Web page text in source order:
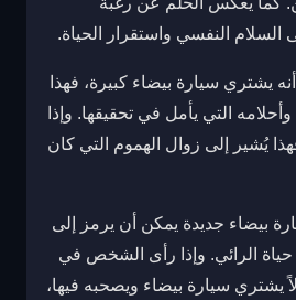
النفسي واستقرار الحياة.
يشتري سيارة بيضاء كبيرة، فهذا
التي يأمل في تحقيقها. وإذا
يُشير إلى زوال الهموم التي كان
بيضاء جديدة يمكن أن يرمز إلى
الرائي. وإذا رأى الشخص في
يشتري سيارة بيضاء ويصحبه فيها،